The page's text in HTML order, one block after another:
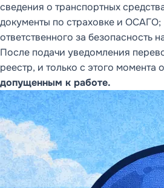
сведения о транспортных
документы по страховке и ОСАГО;
ответственного за безопасность
После подачи уведомления
реестр, и только с этого момента
допущенным к работе.